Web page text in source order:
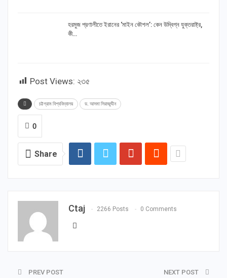
হরমুজ প্রণালীতে ইরানের ‘মাইন কৌশল’: কেন উদ্বিগ্ন যুক্তরাষ্ট্র,
কী…
Post Views: ২৩৫
চট্টগ্রাম বিশ্ববিদ্যালয় ড. আসমা সিরাজুদ্দীন
0
Share
Ctaj 2266 Posts 0 Comments
PREV POST NEXT POST